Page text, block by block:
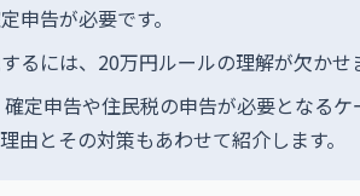
申告が必要です。
るには、20万円ルールの理解が欠かせ
定申告や住民税の申告が必要となるケ
由とその対策もあわせて紹介します。